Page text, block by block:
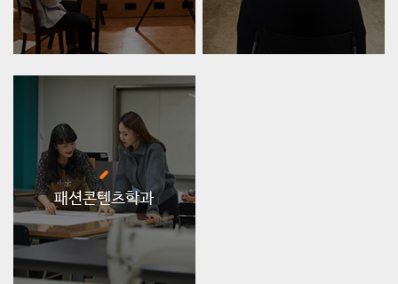
패션콘텐츠학과